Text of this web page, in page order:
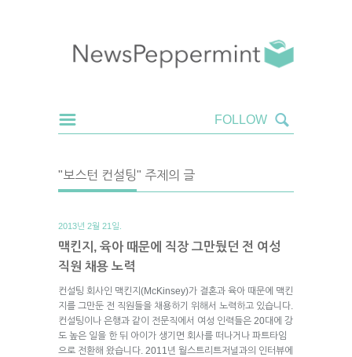
"보스턴 컨설팅" 주제의 글
2013년 2월 21일.
맥킨지, 육아 때문에 직장 그만뒀던 전 여성
직원 채용 노력
컨설팅 회사인 맥킨지(McKinsey)가 결혼과 육아 때문에 맥킨
지를 그만둔 전 직원들을 채용하기 위해서 노력하고 있습니다.
컨설팅이나 은행과 같이 전문직에서 여성 인력들은 20대에 강
도 높은 일을 한 뒤 아이가 생기면 회사를 떠나거나 파트타임
으로 전환해 왔습니다. 2011년 월스트리트저널과의 인터뷰에